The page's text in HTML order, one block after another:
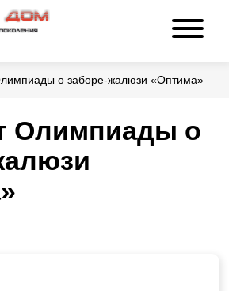
о заборе-жалюзи «Оптима»
Олимпиады о